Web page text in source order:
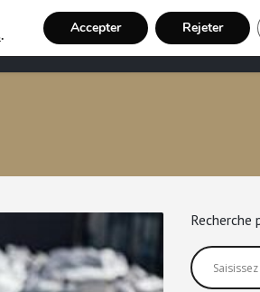
Recherche Chauffeur VTC
. Accepter Rejeter